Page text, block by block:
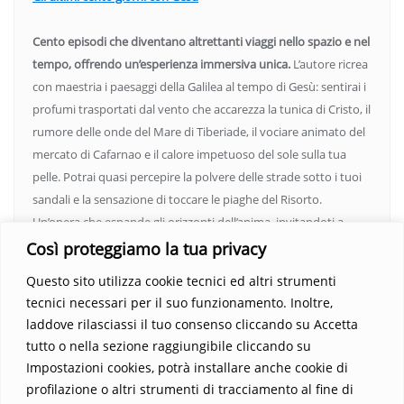
Così proteggiamo la tua privacy
Questo sito utilizza cookie tecnici ed altri strumenti
tecnici necessari per il suo funzionamento. Inoltre,
laddove rilasciassi il tuo consenso cliccando su Accetta
tutto o nella sezione raggiungibile cliccando su
Impostazioni cookies, potrà installare anche cookie di
profilazione o altri strumenti di tracciamento al fine di
Cento episodi che diventano altrettanti viaggi nello spazio e nel
tempo, offrendo un’esperienza immersiva unica. L’autore ricrea
con maestria i paesaggi della Galilea al tempo di Gesù: sentirai i
profumi trasportati dal vento che accarezza la tunica di Cristo, il
rumore delle onde del Mare di Tiberiade, il vociare animato del
mercato di Cafarnao e il calore impetuoso del sole sulla tua
pelle. Potrai quasi percepire la polvere delle strade sotto i tuoi
sandali e la sensazione di toccare le piaghe del Risorto.
Un’opera che espande gli orizzonti dell’anima, invitandoti a
vedere oltre i confini del conosciuto. Scopri un mondo in cui
indimenticabile.Non perdere l’occasione di immergerti in
questo viaggio straordinario. Acquista il libro e lascia che la
Parola trasformi la tua vita